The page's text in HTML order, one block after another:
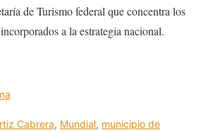
de Turismo federal que concentra los
a la estrategia nacional.
Cabrera, Mundial, municipio de